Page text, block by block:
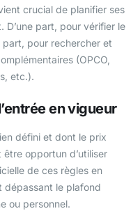
crucial de planifier ses
D’une part, pour vérifier le
part, pour rechercher et
(OPCO,
etc.).
en vigueur
défini et dont le prix
opportun d’utiliser
de ces règles en
le plafond
ou personnel.